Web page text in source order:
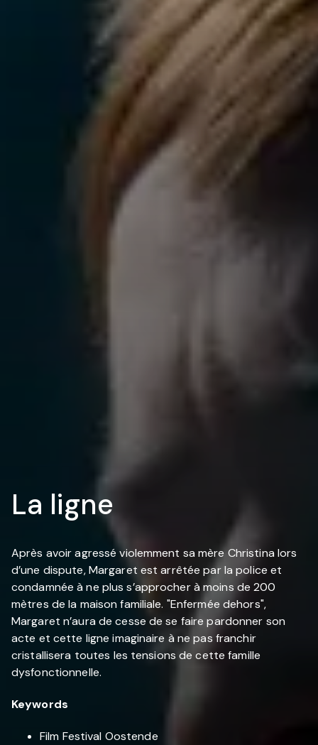
La ligne
Après avoir agressé violemment sa mère Christina lors
d’une dispute, Margaret est arrêtée par la police et
condamnée à ne plus s’approcher à moins de 200
mètres de la maison familiale. "Enfermée dehors",
Margaret n’aura de cesse de se faire pardonner son
acte et cette ligne imaginaire à ne pas franchir
cristallisera toutes les tensions de cette famille
dysfonctionnelle.
Keywords
Film Festival Oostende